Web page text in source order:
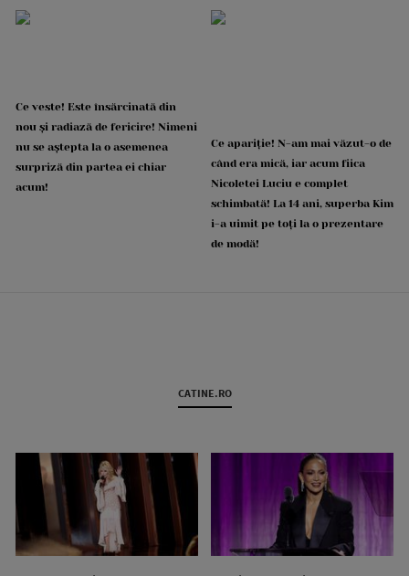
Ce veste! Este însărcinată din
nou și radiază de fericire! Nimeni
nu se aștepta la o asemenea
surpriză din partea ei chiar
acum!
Ce apariție! N-am mai văzut-o de
când era mică, iar acum fiica
Nicoletei Luciu e complet
schimbată! La 14 ani, superba Kim
i-a uimit pe toți la o prezentare
de modă!
CATINE.RO